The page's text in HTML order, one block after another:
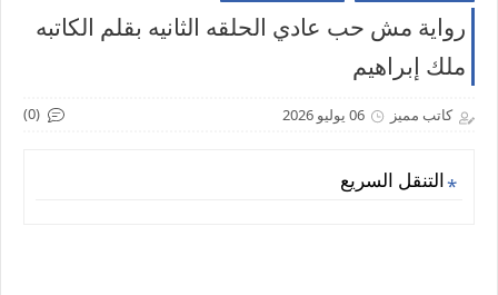
رواية مش حب عادي الحلقه الثانيه بقلم الكاتبه
ملك إبراهيم
كاتب مميز 06 يوليو 2026 (0)
التنقل السريع